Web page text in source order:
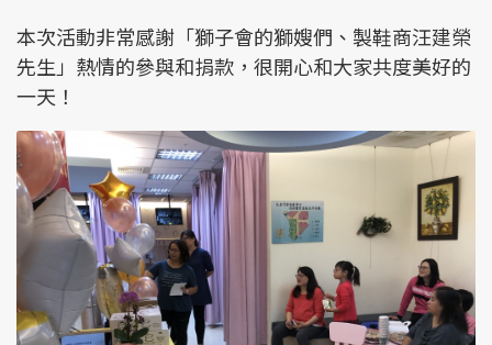
本次活動非常感謝「獅子會的獅嫂們、製鞋商汪建榮
先生」熱情的參與和捐款，很開心和大家共度美好的
一天！